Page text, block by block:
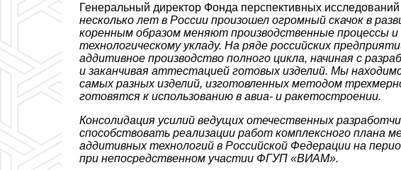
Генеральный директор Фонда перспективных исследований
несколько лет в России произошел огромный скачок в
коренным образом меняют производственные процессы
технологическому укладу. На ряде российских
аддитивное производство полного цикла, начиная с
и заканчивая аттестацией готовых изделий. Мы
самых разных изделий, изготовленных методом
готовятся к использованию в авиа- и ракетостроении.
Консолидация усилий ведущих отечественных
способствовать реализации работ комплексного плана
аддитивных технологий в Российской Федерации на
при непосредственном участии ФГУП «ВИАМ».